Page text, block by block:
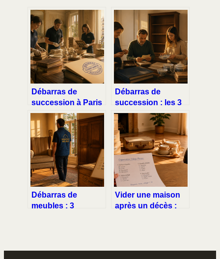
Débarras de
succession à Paris
: comment libérer
un logement
rapidement tout en
valorisant vos
biens ?
Débarras de
succession : les 3
erreurs fatales à
éviter pour
protéger votre
héritage
Débarras de
meubles : 3
objets
Vider une maison
après un décès :
étapes pour agir